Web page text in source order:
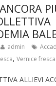
admin
,Vernice fresca
ALLIEVI